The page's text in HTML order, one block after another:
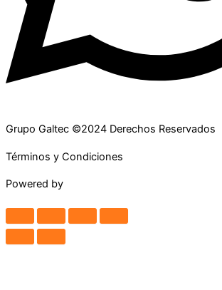
Grupo Galtec ©2024 Derechos Reservados
Términos y Condiciones
Powered by